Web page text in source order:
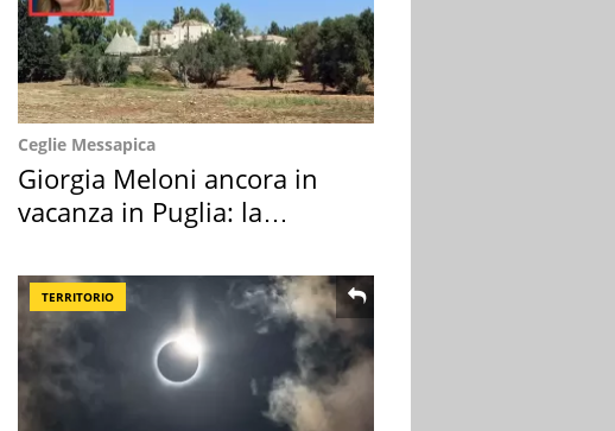
Ceglie Messapica
Giorgia Meloni ancora in
vacanza in Puglia: la
TERRITORIO